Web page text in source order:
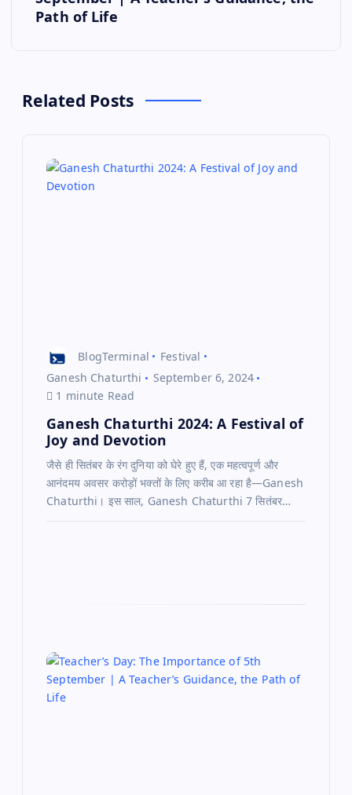
v
Path of Life
Related Posts
BlogTerminal
Festival
Ganesh Chaturthi
September 6, 2024
1 minute Read
Ganesh Chaturthi 2024: A Festival of
Joy and Devotion
जैसे ही सितंबर के रंग दुनिया को घेरे हुए हैं, एक महत्वपूर्ण और
आनंदमय अवसर करोड़ों भक्तों के लिए करीब आ रहा है—Ganesh
Chaturthi। इस साल, Ganesh Chaturthi 7 सितंबर…